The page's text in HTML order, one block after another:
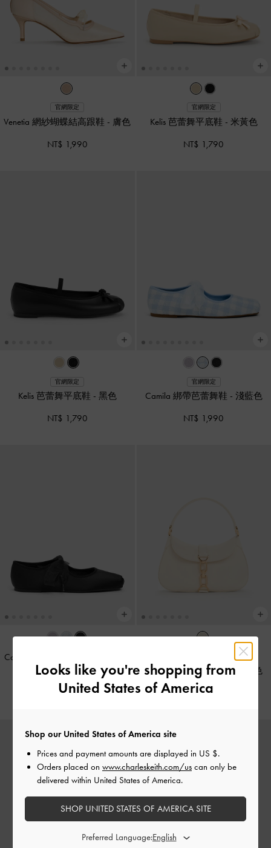
官網限定
Venetia 網紗蝴蝶結高跟鞋 - 膚色
NT$ 1,990
官網限定
Kelis 芭蕾舞平底鞋 - 米黃色
NT$ 1,790
官網限定
Kelis 芭蕾舞平底鞋 - 黑色
NT$ 1,790
官網限定
Camila 綁帶芭蕾舞鞋 - 淺藍色
NT$ 1,990
Camila 綁帶芭蕾舞鞋
款
NT$ 1,990
Agatha 金鍊小流浪包- 奶油色
NT$ 2,390
Looks like you're shopping from
United States of America
Shop our United States of America site
Prices and payment amounts are displayed in US $.
Orders placed on www.charleskeith.com/us can only be
delivered within United States of America.
SHOP UNITED STATES OF AMERICA SITE
Preferred Language: